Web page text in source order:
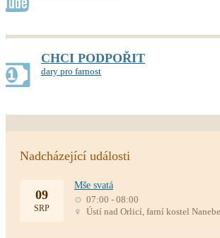
CHCI PODPOŘIT
dary pro farnost
Nadcházející události
09
SRP
Mše svatá
07:00 - 08:00
Ústí nad Orlicí, farní kostel